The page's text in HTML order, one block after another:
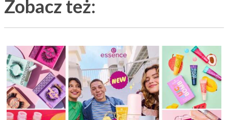
Zobacz też: